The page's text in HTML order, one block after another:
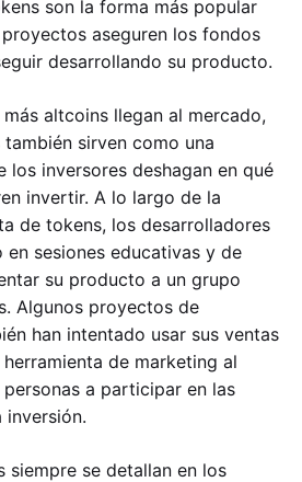
son la forma más popular
aseguren los fondos
desarrollando su producto.
altcoins llegan al mercado,
sirven como una
los inversores deshagan en qué
invertir. A lo largo de la
de tokens, los desarrolladores
en sesiones educativas y de
su producto a un grupo
Algunos proyectos de
han intentado usar sus ventas
de marketing al
a participar en las
inversión.
siempre se detallan en los